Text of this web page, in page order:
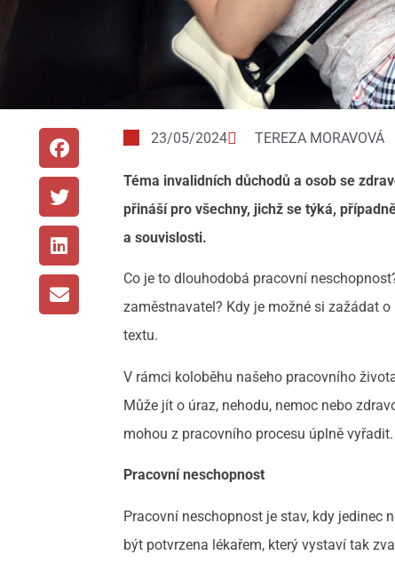
23/05/2024 TEREZA MORAVOVÁ
Téma invalidních důchodů a osob se
přináší pro všechny, jichž se týká,
a souvislosti.
Co je to dlouhodobá pracovní
zaměstnavatel? Kdy je možné si zažádat
textu.
V rámci koloběhu našeho pracovního
Může jít o úraz, nehodu, nemoc nebo
mohou z pracovního procesu úplně vyřadit.
Pracovní neschopnost
Pracovní neschopnost je stav, kdy jedinec
být potvrzena lékařem, který vystaví tak